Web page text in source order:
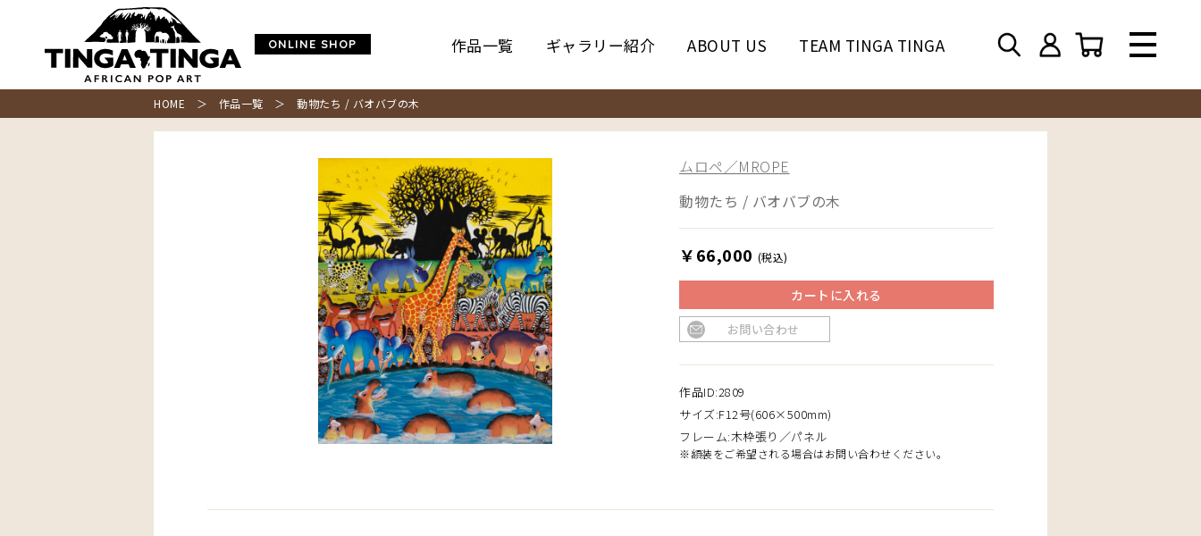
ONLINE SHOP 作品一覧 ギャラリー紹介 ABOUT US TEAM TINGA TINGA
HOME ＞ 作品一覧 ＞ 動物たち / バオバブの木
ムロペ／MROPE
動物たち / バオバブの木
￥66,000 (税込)
カートに入れる
お問い合わせ
作品ID:2809
サイズ:F12号(606×500mm)
フレーム:木枠張り／パネル
※額装をご希望される場合はお問い合わせください。